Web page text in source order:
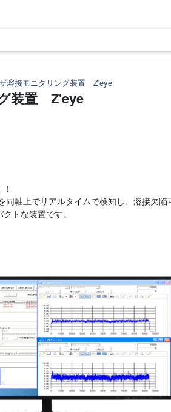
溶接モニタリング装置 Z'eye
装置 Z'eye
同軸上でリアルタイムで検知し、溶接欠
トな装置です。